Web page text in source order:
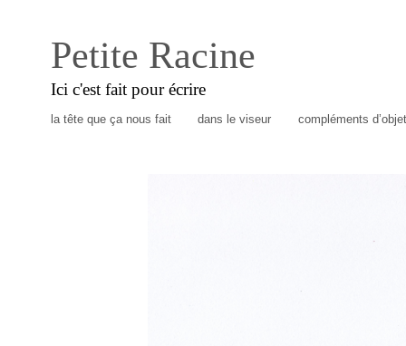
Petite Racine
Ici c'est fait pour écrire
la tête que ça nous fait dans le viseur compléments